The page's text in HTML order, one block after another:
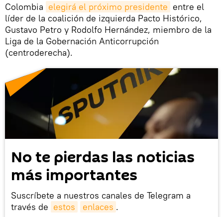
Colombia elegirá el próximo presidente entre el
líder de la coalición de izquierda Pacto Histórico,
Gustavo Petro y Rodolfo Hernández, miembro de la
Liga de la Gobernación Anticorrupción
(centroderecha).
No te pierdas las noticias
más importantes
Suscríbete a nuestros canales de Telegram a
través de estos enlaces .